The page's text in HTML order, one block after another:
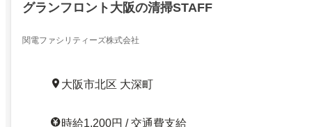
グランフロント大阪の清掃STAFF
関電ファシリティーズ株式会社
大阪市北区 大深町
時給1,200円 / 交通費支給